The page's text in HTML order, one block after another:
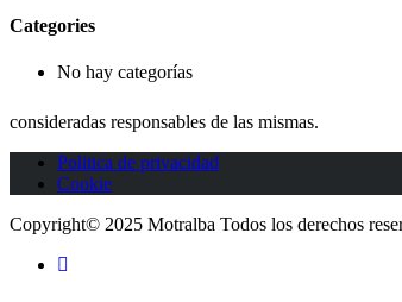
Categories
No hay categorías
consideradas responsables de las mismas.
Politica de privacidad
Cookie
Copyright© 2025 Motralba Todos los derechos